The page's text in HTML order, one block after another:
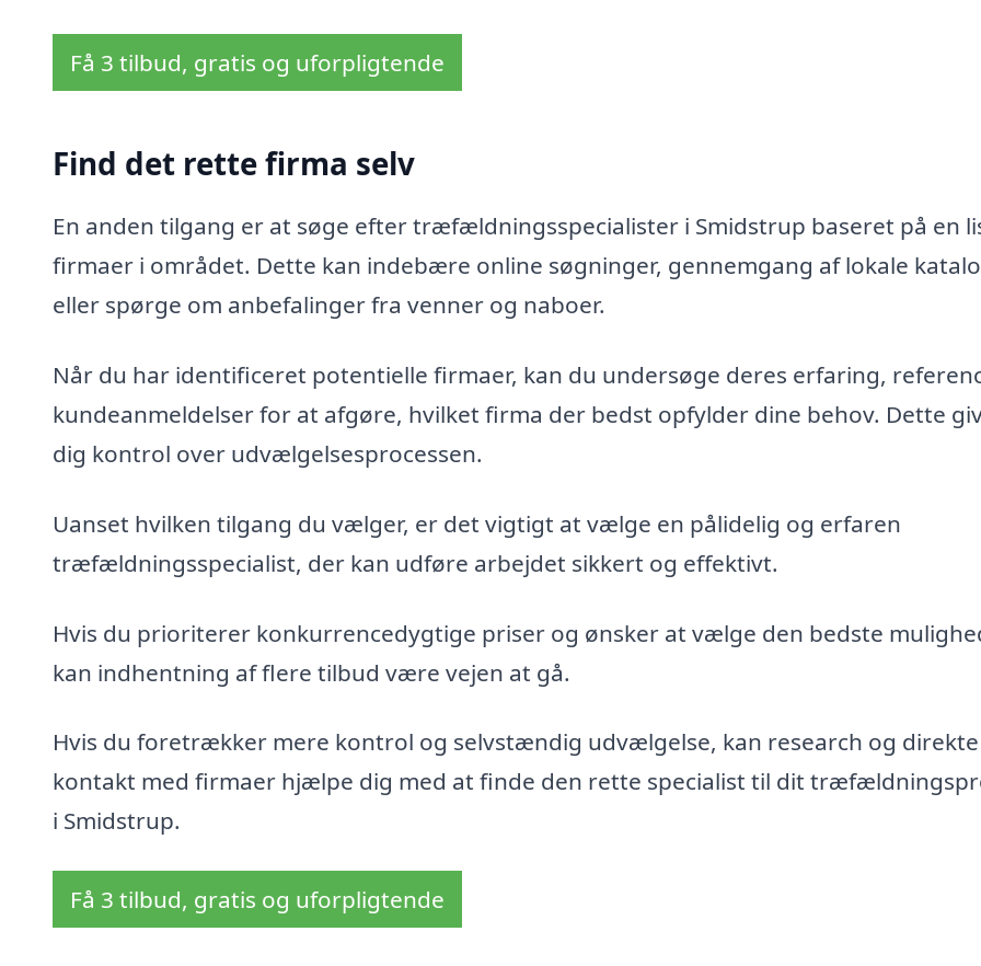
Få 3 tilbud, gratis og uforpligtende
Find det rette firma selv
En anden tilgang er at søge efter træfældningsspecialister i Smidstrup baseret på en
firmaer i området. Dette kan indebære online søgninger, gennemgang af lokale
eller spørge om anbefalinger fra venner og naboer.
Når du har identificeret potentielle firmaer, kan du undersøge deres erfaring,
kundeanmeldelser for at afgøre, hvilket firma der bedst opfylder dine behov. Dette
dig kontrol over udvælgelsesprocessen.
Uanset hvilken tilgang du vælger, er det vigtigt at vælge en pålidelig og erfaren
træfældningsspecialist, der kan udføre arbejdet sikkert og effektivt.
Hvis du prioriterer konkurrencedygtige priser og ønsker at vælge den bedste
kan indhentning af flere tilbud være vejen at gå.
Hvis du foretrækker mere kontrol og selvstændig udvælgelse, kan research og direkte
kontakt med firmaer hjælpe dig med at finde den rette specialist til dit
i Smidstrup.
Få 3 tilbud, gratis og uforpligtende